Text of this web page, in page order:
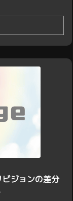
ジョンの差分